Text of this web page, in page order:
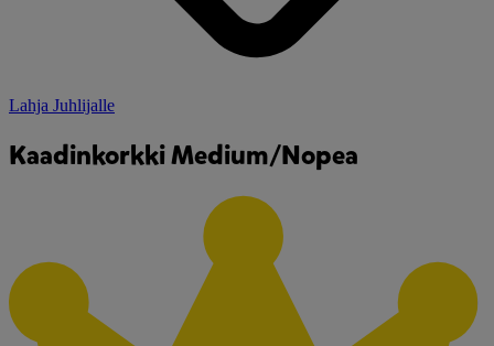
Lahja Juhlijalle
Kaadinkorkki Medium/Nopea